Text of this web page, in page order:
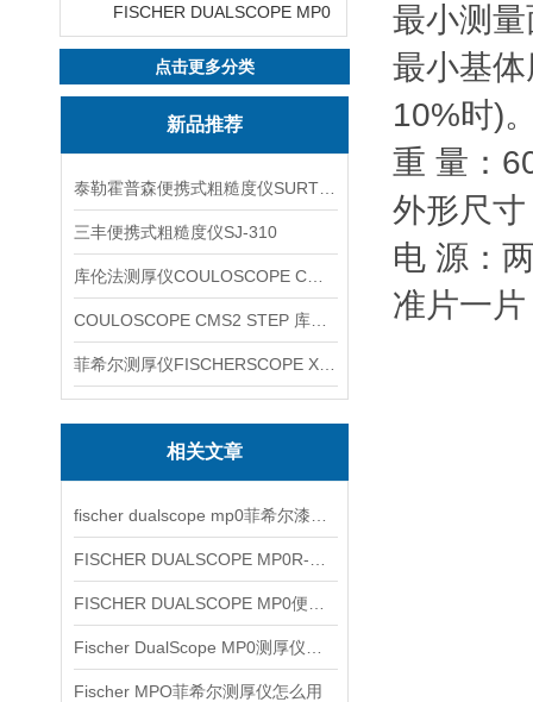
FISCHER DUALSCOPE MP0
点击更多分类
新品推荐
三丰便携式粗糙度仪SJ-310
相关文章
Fischer MPO菲希尔测厚仪怎么用
最小测
最小基
10%时)
重 量：
外形尺
电 源：
准片一